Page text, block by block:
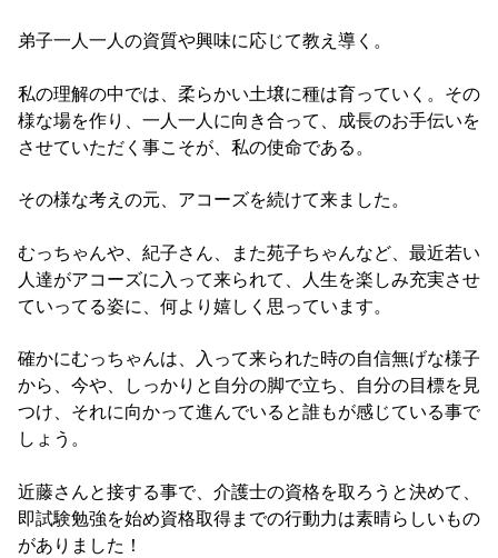
弟子一人一人の資質や興味に応じて教え導く。
私の理解の中では、柔らかい土壌に種は育っていく。その
様な場を作り、一人一人に向き合って、成長のお手伝いを
させていただく事こそが、私の使命である。
その様な考えの元、アコーズを続けて来ました。
むっちゃんや、紀子さん、また苑子ちゃんなど、最近若い
人達がアコーズに入って来られて、人生を楽しみ充実させ
ていってる姿に、何より嬉しく思っています。
確かにむっちゃんは、入って来られた時の自信無げな様子
から、今や、しっかりと自分の脚で立ち、自分の目標を見
つけ、それに向かって進んでいると誰もが感じている事で
しょう。
近藤さんと接する事で、介護士の資格を取ろうと決めて、
即試験勉強を始め資格取得までの行動力は素晴らしいもの
がありました！